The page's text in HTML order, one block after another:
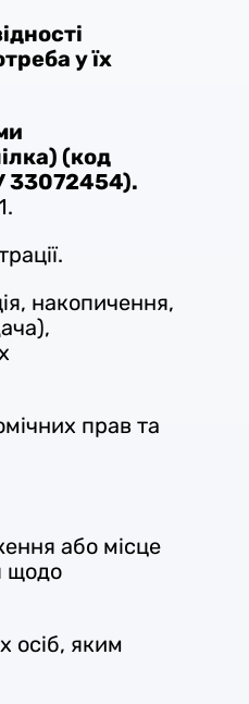
у їх
(код
33072454).
накопичення,
прав та
або місце
щодо
осіб, яким